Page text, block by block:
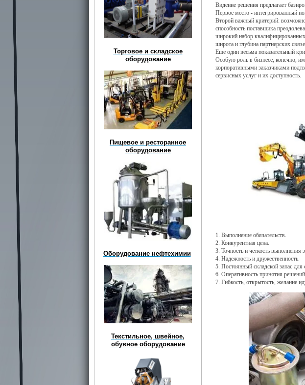
Торговое и складское
оборудование
Пищевое и ресторанное
оборудование
Оборудование нефтехимии
Текстильное, швейное,
обувное оборудование
Видение решения предлагает
Первое место - интегрированный
Второй важный критерий:
способность поставщика
широкий набор
широта и глубина партнерских
Еще один весьма показательный
Особую роль в бизнесе, конечно,
корпоративными заказчиками
сервисных услуг и их доступность.
1. Выполнение обязательств.
2. Конкурентная цена.
3. Точность и четкость выполнения
4. Надежность и дружественность.
5. Постоянный складской запас для
6. Оперативность принятия
7. Гибкость, открытость, желание